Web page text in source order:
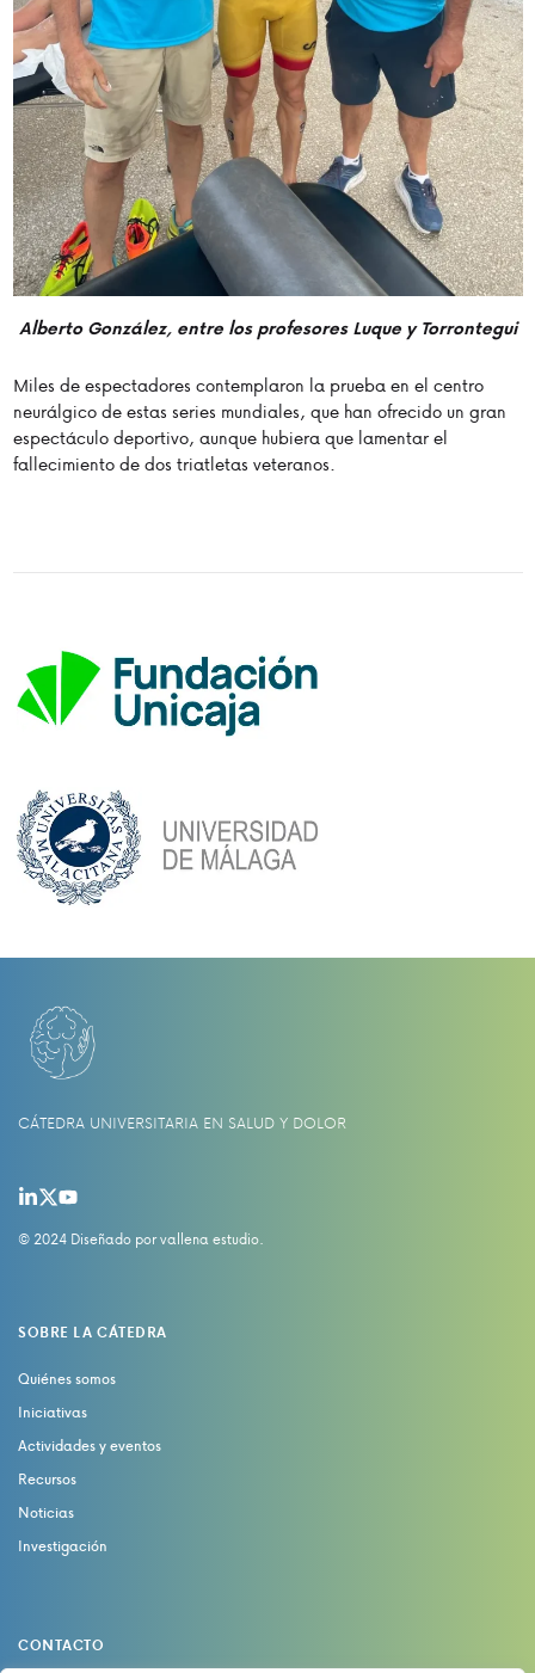
Alberto González, entre los profesores Luque y Torrontegui
Miles de espectadores contemplaron la prueba en el centro
neurálgico de estas series mundiales, que han ofrecido un gran
espectáculo deportivo, aunque hubiera que lamentar el
fallecimiento de dos triatletas veteranos.
CÁTEDRA UNIVERSITARIA EN SALUD Y DOLOR
© 2024 Diseñado porvallena estudio.
SOBRE LA CÁTEDRA
Quiénes somos
Iniciativas
Actividades y eventos
Recursos
Noticias
Investigación
CONTACTO